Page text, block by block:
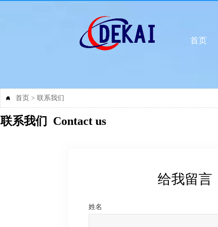
首页
 首页 > 联系我们
联系我们 Contact us
给我留言
姓名